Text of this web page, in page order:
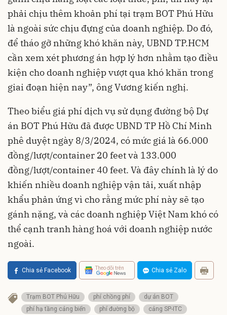
phải chịu thêm khoản phí tại trạm BOT Phú Hữu
là ngoài sức chịu đựng của doanh nghiệp. Do đó,
để tháo gỡ những khó khăn này, UBND TP.HCM
cần xem xét phương án hợp lý hơn nhằm tạo điều
kiện cho doanh nghiệp vượt qua khó khăn trong
giai đoạn hiện nay”, ông Vương kiến nghị.
Theo biểu giá phí dịch vụ sử dụng đường bộ Dự
án BOT Phú Hữu đã được UBND TP Hồ Chí Minh
phê duyệt ngày 8/3/2024, có mức giá là 66.000
đồng/lượt/container 20 feet và 133.000
đồng/lượt/container 40 feet. Và đây chính là lý do
khiến nhiều doanh nghiệp vận tải, xuất nhập
khẩu phản ứng vì cho rằng mức phí này sẽ tạo
gánh nặng, và các doanh nghiệp Việt Nam khó có
thể cạnh tranh hàng hoá với doanh nghiệp nước
ngoài.
Chia sẻ Facebook Theo dõi trên Chia sẻ Zalo
Trạm BOT Phú Hữu phí chồng phí
dự án BOT
phí hạ tầng cảng biển
phí đường bộ
cảng SP-ITC